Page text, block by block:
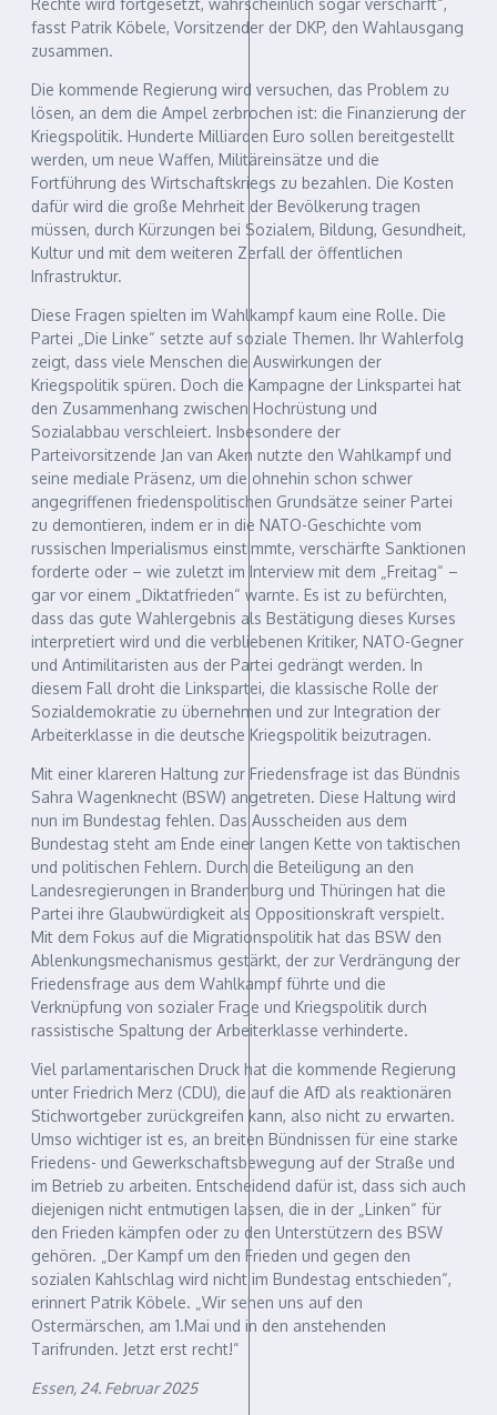
Rechte wird fortgesetzt, wahrscheinlich sogar verschärft“,
fasst Patrik Köbele, Vorsitzender der DKP, den Wahlausgang
zusammen.
Die kommende Regierung wird versuchen, das Problem zu
lösen, an dem die Ampel zerbrochen ist: die Finanzierung der
Kriegspolitik. Hunderte Milliarden Euro sollen bereitgestellt
werden, um neue Waffen, Militäreinsätze und die
Fortführung des Wirtschaftskriegs zu bezahlen. Die Kosten
dafür wird die große Mehrheit der Bevölkerung tragen
müssen, durch Kürzungen bei Sozialem, Bildung, Gesundheit,
Kultur und mit dem weiteren Zerfall der öffentlichen
Infrastruktur.
Diese Fragen spielten im Wahlkampf kaum eine Rolle. Die
Partei „Die Linke“ setzte auf soziale Themen. Ihr Wahlerfolg
zeigt, dass viele Menschen die Auswirkungen der
Kriegspolitik spüren. Doch die Kampagne der Linkspartei hat
den Zusammenhang zwischen Hochrüstung und
Sozialabbau verschleiert. Insbesondere der
Parteivorsitzende Jan van Aken nutzte den Wahlkampf und
seine mediale Präsenz, um die ohnehin schon schwer
angegriffenen friedenspolitischen Grundsätze seiner Partei
zu demontieren, indem er in die NATO-Geschichte vom
russischen Imperialismus einstimmte, verschärfte Sanktionen
forderte oder – wie zuletzt im Interview mit dem „Freitag“ –
gar vor einem „Diktatfrieden“ warnte. Es ist zu befürchten,
dass das gute Wahlergebnis als Bestätigung dieses Kurses
interpretiert wird und die verbliebenen Kritiker, NATO-Gegner
und Antimilitaristen aus der Partei gedrängt werden. In
diesem Fall droht die Linkspartei, die klassische Rolle der
Sozialdemokratie zu übernehmen und zur Integration der
Arbeiterklasse in die deutsche Kriegspolitik beizutragen.
Mit einer klareren Haltung zur Friedensfrage ist das Bündnis
Sahra Wagenknecht (BSW) angetreten. Diese Haltung wird
nun im Bundestag fehlen. Das Ausscheiden aus dem
Bundestag steht am Ende einer langen Kette von taktischen
und politischen Fehlern. Durch die Beteiligung an den
Landesregierungen in Brandenburg und Thüringen hat die
Partei ihre Glaubwürdigkeit als Oppositionskraft verspielt.
Mit dem Fokus auf die Migrationspolitik hat das BSW den
Ablenkungsmechanismus gestärkt, der zur Verdrängung der
Friedensfrage aus dem Wahlkampf führte und die
Verknüpfung von sozialer Frage und Kriegspolitik durch
rassistische Spaltung der Arbeiterklasse verhinderte.
Viel parlamentarischen Druck hat die kommende Regierung
unter Friedrich Merz (CDU), die auf die AfD als reaktionären
Stichwortgeber zurückgreifen kann, also nicht zu erwarten.
Umso wichtiger ist es, an breiten Bündnissen für eine starke
Friedens- und Gewerkschaftsbewegung auf der Straße und
im Betrieb zu arbeiten. Entscheidend dafür ist, dass sich auch
diejenigen nicht entmutigen lassen, die in der „Linken“ für
den Frieden kämpfen oder zu den Unterstützern des BSW
gehören. „Der Kampf um den Frieden und gegen den
sozialen Kahlschlag wird nicht im Bundestag entschieden“,
erinnert Patrik Köbele. „Wir sehen uns auf den
Ostermärschen, am 1.Mai und in den anstehenden
Tarifrunden. Jetzt erst recht!“
Essen, 24. Februar 2025